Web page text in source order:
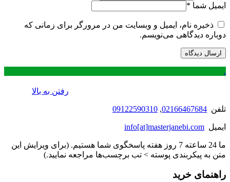
ایمیل شما *
ذخیره نام، ایمیل و وبسایت من در مرورگر برای زمانی که
دوباره دیدگاهی می‌نویسم.
.
رفتن به بالا
تلفن 02166467684
,
09122590310
ایمیل info[at]masterjanebi.com
ما 24 ساعته 7 روز هفته پاسخگوی شما هستیم. (برای ویرایش این
متن به پیکربندی پوسته > تب برچسب‌ها مراجعه نمایید.)
راهنمای خرید